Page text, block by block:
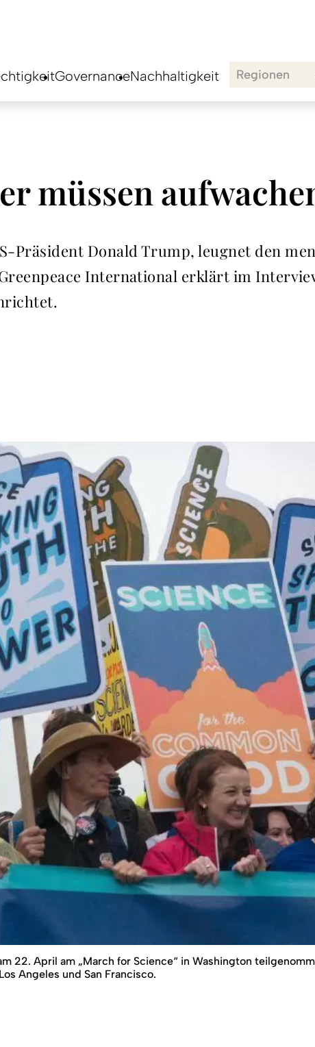
GovernanceNachhaltigkeit Regionen
müssen
Präsident Donald Trump, leugnet den
International erklärt im
22. April am „March for Science“ in Washington
Angeles und San Francisco.